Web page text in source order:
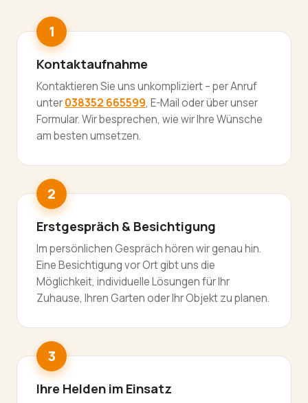
Kontaktaufnahme
Kontaktieren Sie uns unkompliziert – per Anruf
unter038352 665599, E-Mail oder über unser
Formular. Wir besprechen, wie wir Ihre Wünsche
am besten umsetzen.
Erstgespräch & Besichtigung
Im persönlichen Gespräch hören wir genau hin.
Eine Besichtigung vor Ort gibt uns die
Möglichkeit, individuelle Lösungen für Ihr
Zuhause, Ihren Garten oder Ihr Objekt zu planen.
Ihre Helden im Einsatz